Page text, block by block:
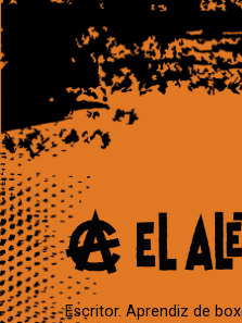
Escritor. Aprendiz de